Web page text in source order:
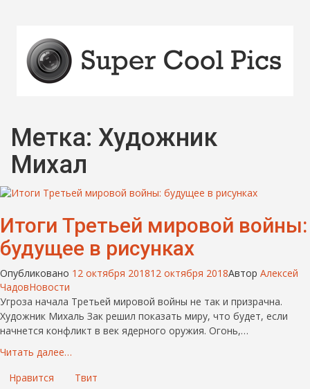
Метка: Художник
Михал
Итоги Третьей мировой войны:
будущее в рисунках
Опубликовано 12 октября 201812 октября 2018Автор Алексей
ЧадовНовости
Угроза начала Третьей мировой войны не так и призрачна.
Художник Михаль Зак решил показать миру, что будет, если
начнется конфликт в век ядерного оружия. Огонь,…
Читать далее…
Нравится
Твит